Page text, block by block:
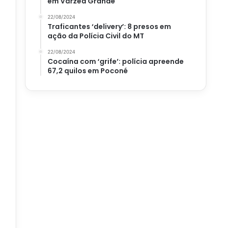
22/08/2024
Traficantes ‘delivery’: 8 presos em
ação da Polícia Civil do MT
22/08/2024
Cocaína com ‘grife’: polícia apreende
67,2 quilos em Poconé